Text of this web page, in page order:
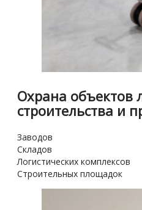
Охрана объектов
строительства и
Заводов
Складов
Логистических комплексов
Строительных площадок